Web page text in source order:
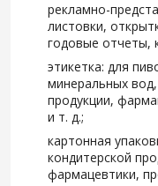
рекламно-
листовки,
годовые отчеты,
этикетка: для
минеральных
продукции,
и т. д.;
картонная
кондитерской
фармацевтики,